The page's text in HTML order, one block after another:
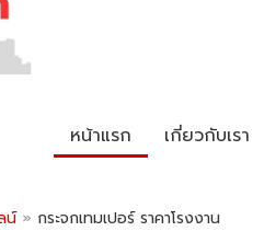
หน้าแรก เกี่ยวกับเรา
น์ » กระจกเทมเปอร์ ราคาโรงงาน